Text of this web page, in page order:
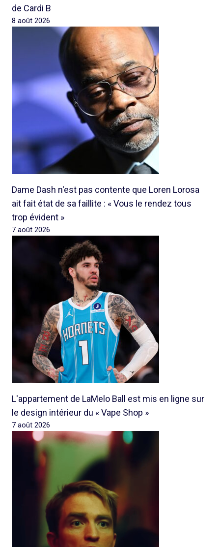
de Cardi B
8 août 2026
Dame Dash n'est pas contente que Loren Lorosa
ait fait état de sa faillite : « Vous le rendez tous
trop évident »
7 août 2026
L'appartement de LaMelo Ball est mis en ligne sur
le design intérieur du « Vape Shop »
7 août 2026